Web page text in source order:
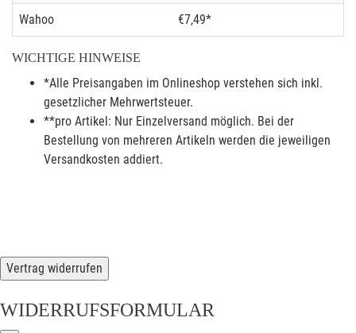
Wahoo €7,49*
WICHTIGE HINWEISE
*Alle Preisangaben im Onlineshop verstehen sich inkl.
gesetzlicher Mehrwertsteuer.
**pro Artikel: Nur Einzelversand möglich. Bei der
Bestellung von mehreren Artikeln werden die jeweiligen
Versandkosten addiert.
Vertrag widerrufen
WIDERRUFSFORMULAR